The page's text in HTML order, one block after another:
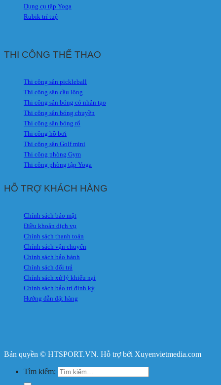
Dụng cụ tập Yoga
Rubik trí tuệ
THI CÔNG THỂ THAO
Thi công sân pickleball
Thi công sân cầu lông
Thi công sân bóng cỏ nhân tạo
Thi công sân bóng chuyền
Thi công sân bóng rổ
Thi công hồ bơi
Thi công sân Golf mini
Thi công phòng Gym
Thi công phòng tập Yoga
HỖ TRỢ KHÁCH HÀNG
Chính sách bảo mật
Điều khoản dịch vụ
Chính sách thanh toán
Chính sách vận chuyển
Chính sách bảo hành
Chính sách đổi trả
Chính sách xử lý khiếu nại
Chính sách bảo trì định kỳ
Hướng dẫn đặt hàng
Bản quyền © HTSPORT.VN. Hỗ trợ bởi Xuyenvietmedia.com
Tìm kiếm: